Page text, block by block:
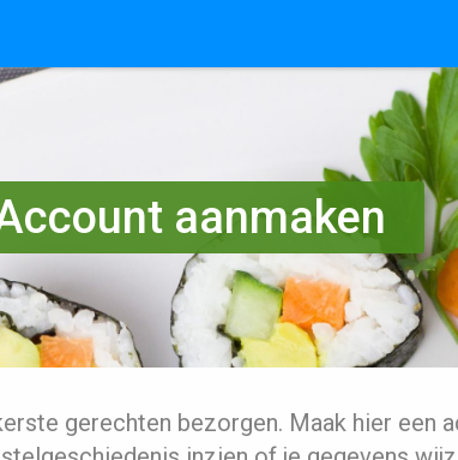
aanmaken
gerechten bezorgen. Maak hier een